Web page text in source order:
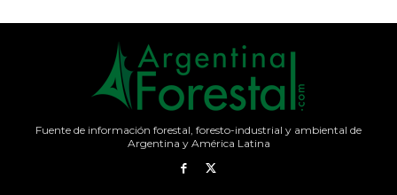
Fuente de información forestal, foresto-industrial y ambiental de
Argentina y América Latina